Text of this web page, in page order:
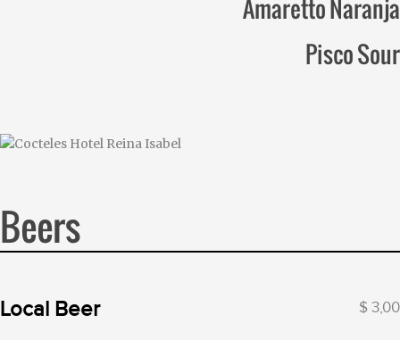
Amaretto Naranja
Pisco Sour
Beers
Local Beer $ 3,00